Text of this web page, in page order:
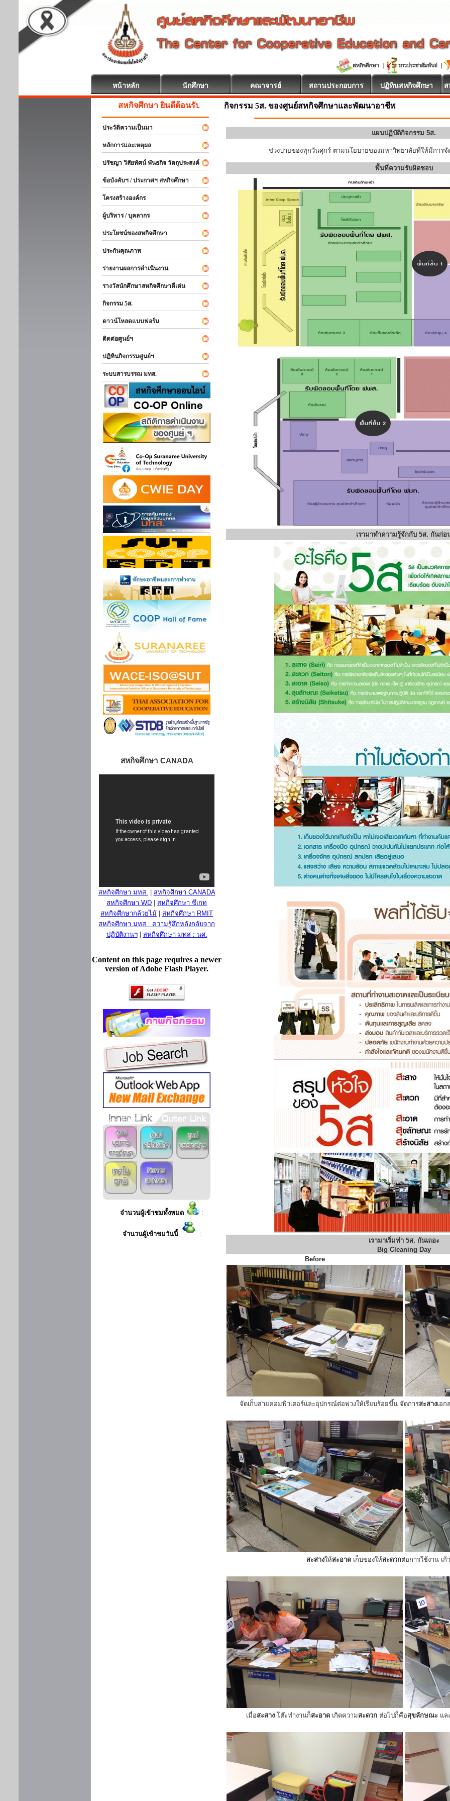
หน้าหลัก นักศึกษา คณาจารย์ สถานประกอบการ ปฏิทินสหกิจศึกษา
สหกิจศึกษา ยินดีต้อนรับ
ประวัติความเป็นมา
หลักการและเหตุผล
ปรัชญา วิสัยทัศน์ พันธกิจ วัตถุประสงค์
ข้อบังคับฯ / ประกาศฯ สหกิจศึกษา
โครงสร้างองค์กร
ผู้บริหาร / บุคลากร
ประโยชน์ของสหกิจศึกษา
ประกันคุณภาพ
รายงานผลการดำเนินงาน
รางวัลนักศึกษาสหกิจศึกษาดีเด่น
กิจกรรม 5ส.
ดาวน์โหลดแบบฟอร์ม
ติดต่อศูนย์ฯ
ปฏิทินกิจกรรมศูนย์ฯ
ระบบสารบรรณ มทส.
สหกิจศึกษา CANADA
สหกิจศึกษา มทส.
สหกิจศึกษา CANADA
สหกิจศึกษา WD
สหกิจศึกษา ซีเกท
สหกิจศึกษากล้วยไม้
สหกิจศึกษา RMIT
สหกิจศึกษา มทส : ความรู้สึกหลังกลับจาก
ปฏิบัติงานฯ| สหกิจศึกษา มทส : นศ.
Content on this page requires a newer
version of Adobe Flash Player.
จำนวนผู้เข้าชมทั้งหมด :
จำนวนผู้เข้าชมวันนี้ :
กิจกรรม 5ส. ของศูนย์สหกิจศึกษาและพัฒนาอาชีพ
แผนปฏิบัติกิจกรรม 5ส.
ช่วงบ่ายของทุกวันศุกร์ ตามนโยบายของมหาวิทยาลัยที่ให้มีการจั
พื้นที่ความรับผิดชอบ
เรามาทำความรู้จักกับ 5ส. กันก่อ
เรามาเริ่มทำ 5ส. กันเถอะ
Big Cleaning Day
Before
จัดเก็บสายคอมพิวเตอร์และอุปกรณ์ต่อพ่วงให้เรียบร้อยขึ้น จัดการสะสางเอก
สะสางให้สะอาดเก็บของให้สะดวกต่อการใช้งาน เก้
เมื่อสะสางโต๊ะทำงานก็สะอาดเกิดความสะดวกต่อไปก็คือสุขลักษณะ แล